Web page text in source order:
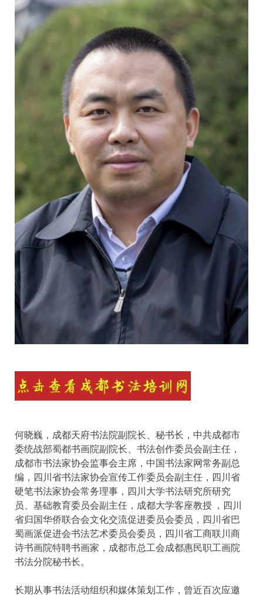
何晓巍，成都天府书法院副院长、秘书长，中共成都市
委统战部蜀都书画院副院长、书法创作委员会副主任，
成都市书法家协会监事会主席，中国书法家网常务副总
编，四川省书法家协会宣传工作委员会副主任，四川省
硬笔书法家协会常务理事，四川大学书法研究所研究
员、基础教育委员会副主任，成都大学客座教授 ，四川
省归国华侨联合会文化交流促进委员会委员，四川省巴
蜀画派促进会书法艺术委员会委员，四川省工商联川商
诗书画院特聘书画家，成都市总工会成都惠民职工画院
书法分院秘书长。
长期从事书法活动组织和媒体策划工作，曾近百次应邀